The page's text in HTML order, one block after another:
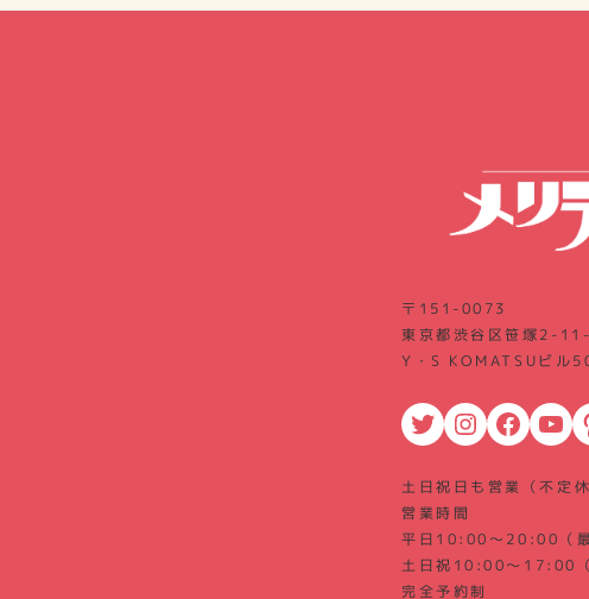
〒151-0073
東京都渋谷区笹塚2-
Y・S KOMATSUビル
Twitter Instagram Facebook YouTube
土日祝日も営業（不定休
営業時間
平日10:00～20:00（
土日祝10:00～17:00
完全予約制